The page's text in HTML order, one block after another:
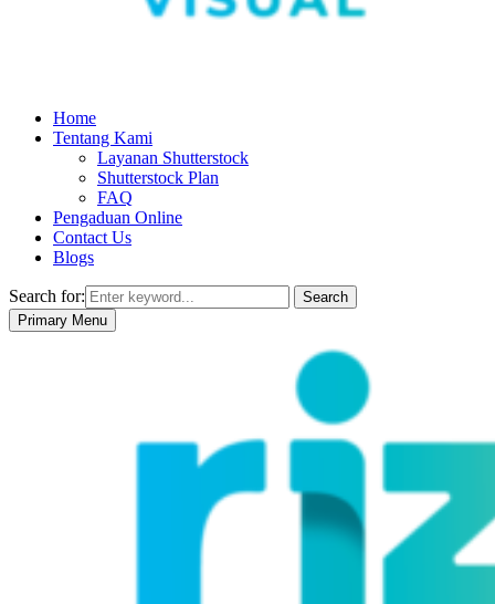
Home
Tentang Kami
Layanan Shutterstock
Shutterstock Plan
FAQ
Pengaduan Online
Contact Us
Blogs
Search for:
Search
Primary Menu